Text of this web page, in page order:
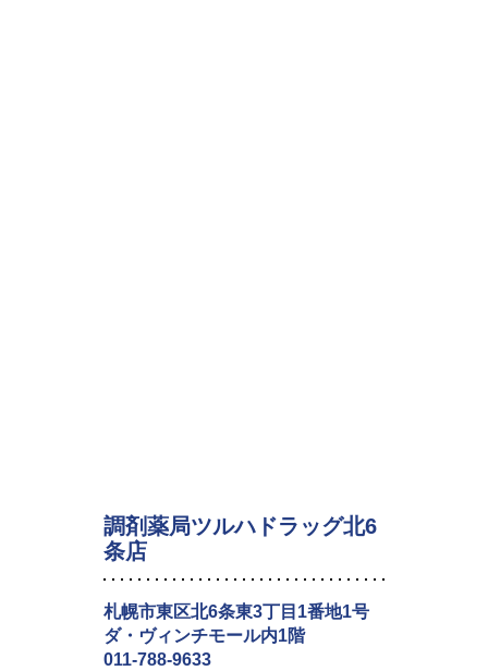
調剤薬局ツルハドラッグ北6
条店
札幌市東区北6条東3丁目1番地1号
ダ・ヴィンチモール内1階
011-788-9633